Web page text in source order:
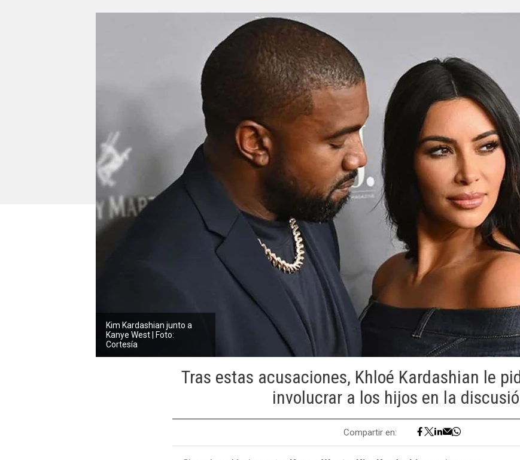
Kim Kardashian junto a
Kanye West | Foto:
Cortesía
Tras estas acusaciones, Khloé Kardashian le
involucrar a los hijos en la
Compartir en: